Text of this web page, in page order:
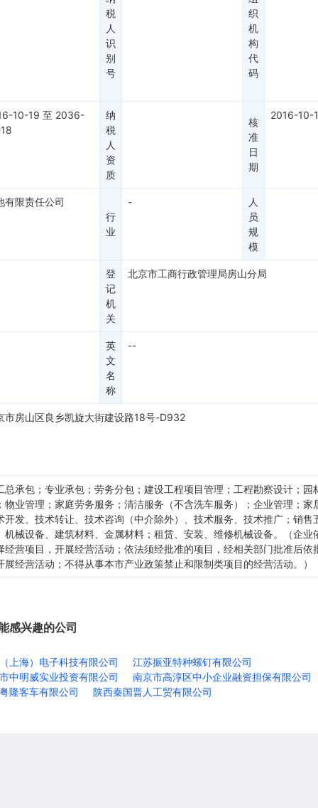
税
人
识
别
号
织
机
构
代
码
10-19 至 2036-
纳
税
人
资
质
核
准
日
期
2016-10-
有限责任公司
行
业
-
人
员
规
模
登
记
机
关
北京市工商行政管理局房山分局
英
文
名
称
--
市房山区良乡凯旋大街建设路18号-D932
总承包；专业承包；劳务分包；建设工程项目管理；工程勘察设计；园
物业管理；家庭劳务服务；清洁服务（不含洗车服务）；企业管理；家
开发、技术转让、技术咨询（中介除外）、技术服务、技术推广；销售
机械设备、建筑材料、金属材料；租赁、安装、维修机械设备。（企业
经营项目，开展经营活动；依法须经批准的项目，经相关部门批准后依
展经营活动；不得从事本市产业政策禁止和限制类项目的经营活动。）
感兴趣的公司
上海）电子科技有限公司
江苏振亚特种螺钉有限公司
中明威实业投资有限公司
南京市高淳区中小企业融资担保有限公司
隆客车有限公司
陕西秦国晋人工贸有限公司